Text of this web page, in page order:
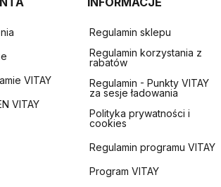
VITAY
VITAY
Regulamin sklepu
Regulamin korzystania z
rabatów
Regulamin - Punkty VITAY
za sesje ładowania
Polityka prywatności i
cookies
Regulamin programu VITAY
Program VITAY